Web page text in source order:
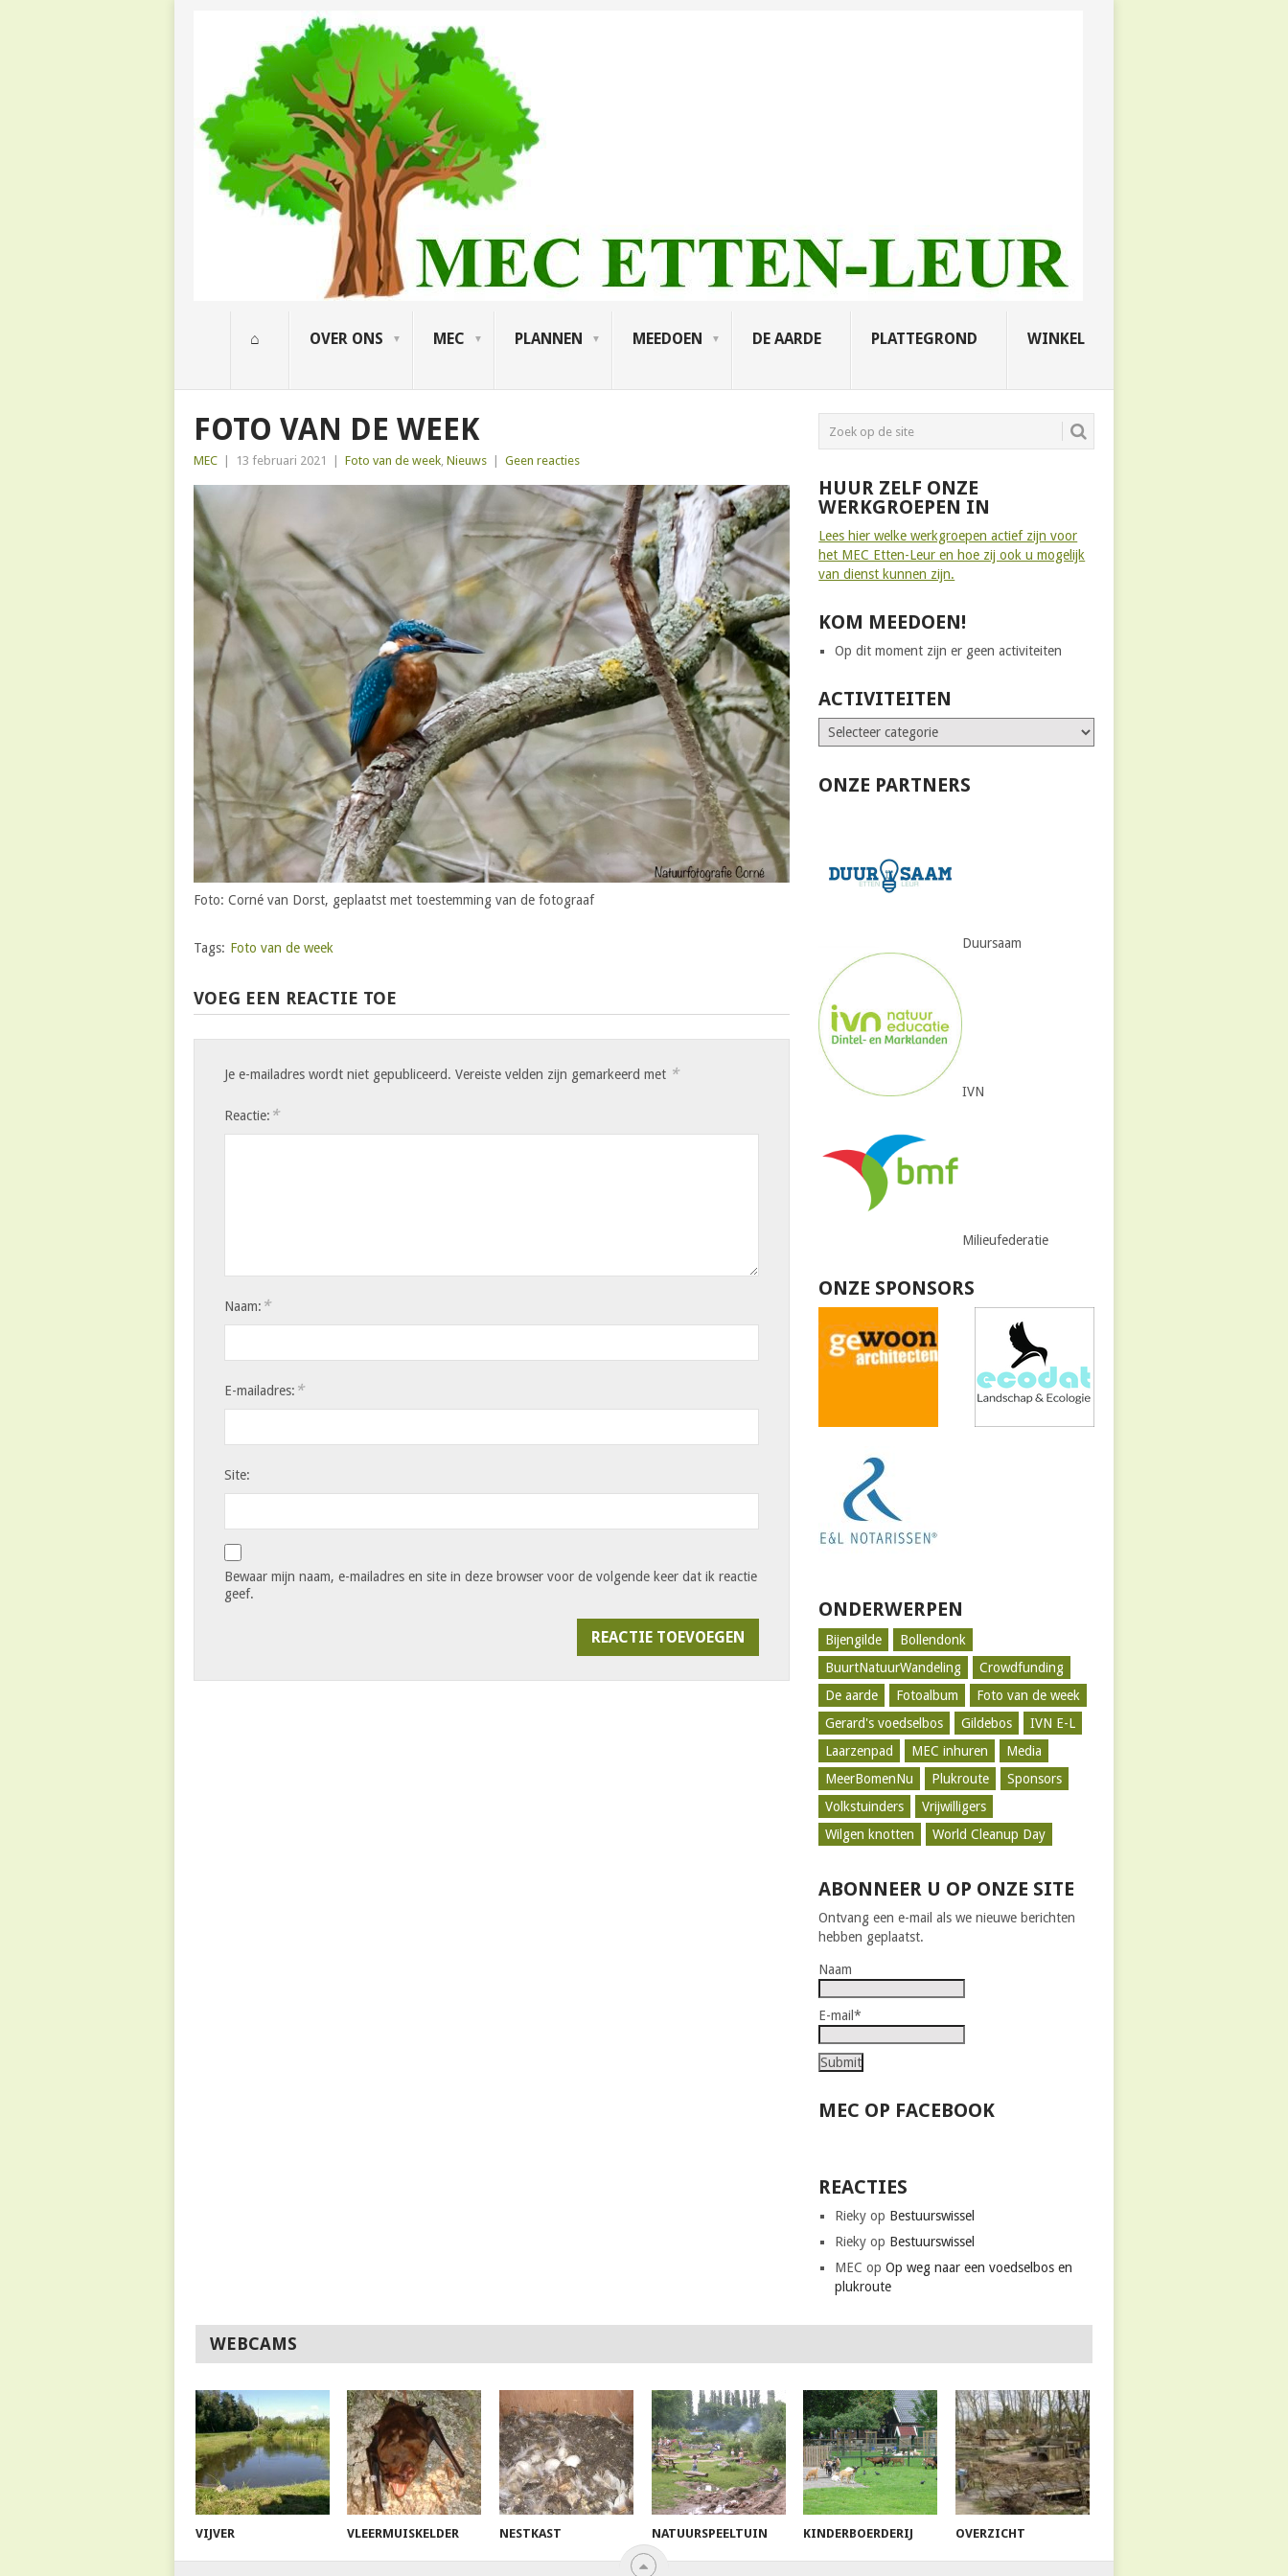
⌂ OVER ONS MEC PLANNEN MEEDOEN DE AARDE PLATTEGROND WINKEL
FOTO VAN DE WEEK
MEC 13 februari 2021 Foto van de week, Nieuws Geen reacties
Foto: Corné van Dorst, geplaatst met toestemming van de fotograaf
Tags: Foto van de week
VOEG EEN REACTIE TOE
Je e-mailadres wordt niet gepubliceerd. Vereiste velden zijn gemarkeerd met *
Reactie: *
Naam: *
E-mailadres: *
Site:
Bewaar mijn naam, e-mailadres en site in deze browser voor de volgende keer dat ik reactie
geef.
HUUR ZELF ONZE
WERKGROEPEN IN
Lees hier welke werkgroepen actief zijn voor
het MEC Etten-Leur en hoe zij ook u mogelijk
van dienst kunnen zijn.
KOM MEEDOEN!
Op dit moment zijn er geen activiteiten
ACTIVITEITEN
ONZE PARTNERS
Duursaam
IVN
Milieufederatie
ONZE SPONSORS
ONDERWERPEN
Bijengilde
Bollendonk
BuurtNatuurWandeling
Crowdfunding
De aarde
Fotoalbum
Foto van de week
Gerard's voedselbos
Gildebos
IVN E-L
Laarzenpad
MEC inhuren
Media
MeerBomenNu
Plukroute
Sponsors
Volkstuinders
Vrijwilligers
Wilgen knotten
World Cleanup Day
ABONNEER U OP ONZE SITE
Ontvang een e-mail als we nieuwe berichten
hebben geplaatst.
Naam
E-mail*
MEC OP FACEBOOK
REACTIES
Rieky op Bestuurswissel
Rieky op Bestuurswissel
MEC opOp weg naar een voedselbos en
plukroute
WEBCAMS
VIJVER VLEERMUISKELDER NESTKAST NATUURSPEELTUIN KINDERBOERDERIJ OVERZICHT